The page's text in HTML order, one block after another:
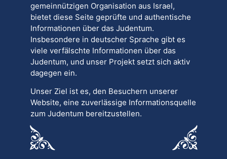
gemeinnützigen Organisation aus Israel,
bietet diese Seite geprüfte und authentische
Informationen über das Judentum.
Insbesondere in deutscher Sprache gibt es
viele verfälschte Informationen über das
Judentum, und unser Projekt setzt sich aktiv
dagegen ein.
Unser Ziel ist es, den Besuchern unserer
Website, eine zuverlässige Informationsquelle
zum Judentum bereitzustellen.